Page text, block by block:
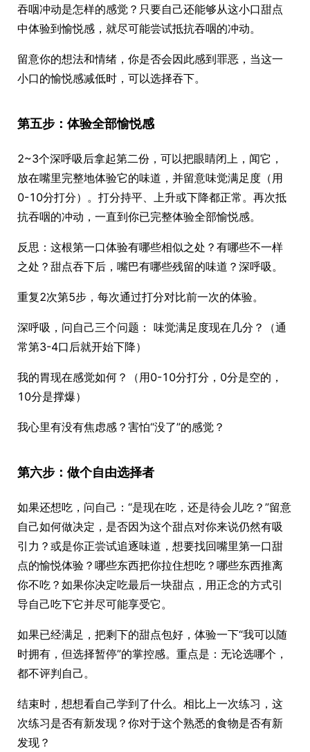
吞咽冲动是怎样的感觉？只要自己还能够从这小口甜点
中体验到愉悦感，就尽可能尝试抵抗吞咽的冲动。
留意你的想法和情绪，你是否会因此感到罪恶，当这一
小口的愉悦感减低时，可以选择吞下。
第五步：体验全部愉悦感
2~3个深呼吸后拿起第二份，可以把眼睛闭上，闻它，
放在嘴里完整地体验它的味道，并留意味觉满足度（用
0-10分打分）。打分持平、上升或下降都正常。再次抵
抗吞咽的冲动，一直到你已完整体验全部愉悦感。
反思：这根第一口体验有哪些相似之处？有哪些不一样
之处？甜点吞下后，嘴巴有哪些残留的味道？深呼吸。
重复2次第5步，每次通过打分对比前一次的体验。
深呼吸，问自己三个问题： 味觉满足度现在几分？（通
常第3-4口后就开始下降）
我的胃现在感觉如何？（用0-10分打分，0分是空的，
10分是撑爆）
我心里有没有焦虑感？害怕“没了”的感觉？
第六步：做个自由选择者
如果还想吃，问自己：“是现在吃，还是待会儿吃？”留意
自己如何做决定，是否因为这个甜点对你来说仍然有吸
引力？或是你正尝试追逐味道，想要找回嘴里第一口甜
点的愉悦体验？哪些东西把你拉住想吃？哪些东西推离
你不吃？如果你决定吃最后一块甜点，用正念的方式引
导自己吃下它并尽可能享受它。
如果已经满足，把剩下的甜点包好，体验一下“我可以随
时拥有，但选择暂停”的掌控感。重点是：无论选哪个，
都不评判自己。
结束时，想想看自己学到了什么。相比上一次练习，这
次练习是否有新发现？你对于这个熟悉的食物是否有新
发现？